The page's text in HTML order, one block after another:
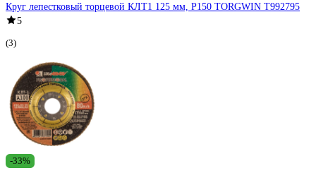
Круг лепестковый торцевой КЛТ1 125 мм, P150 TORGWIN T992795
5
(3)
-33%